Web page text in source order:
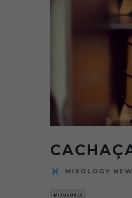
MIXOLOGY
MIXOLOGIA